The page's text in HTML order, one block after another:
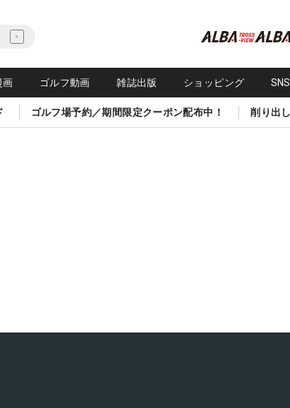
画 ゴルフ動画 雑誌出版 ショッピング
ゴルフ場予約／期間限定クーポン配布中！ 削り出